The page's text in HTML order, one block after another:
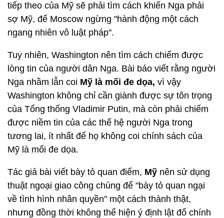
tiếp theo của Mỹ sẽ phải tìm cách khiến Nga phải
sợ Mỹ, để Moscow ngừng "hành động một cách
ngang nhiên vô luật pháp".
Tuy nhiên, Washington nên tìm cách chiếm được
lòng tin của người dân Nga. Bài báo viết rằng người
Nga nhầm lẫn coi Mỹ là mối đe dọa, vì vậy
Washington không chỉ cần giành được sự tôn trọng
của Tổng thống Vladimir Putin, mà còn phải chiếm
được niềm tin của các thế hệ người Nga trong
tương lai, ít nhất để họ không coi chính sách của
Mỹ là mối đe dọa.
Tác giả bài viết bày tỏ quan điểm, Mỹ nên sử dụng
thuật ngoại giao công chúng để "bày tỏ quan ngại
về tình hình nhân quyền" một cách thành thật,
nhưng đồng thời không thể hiện ý định lật đổ chính